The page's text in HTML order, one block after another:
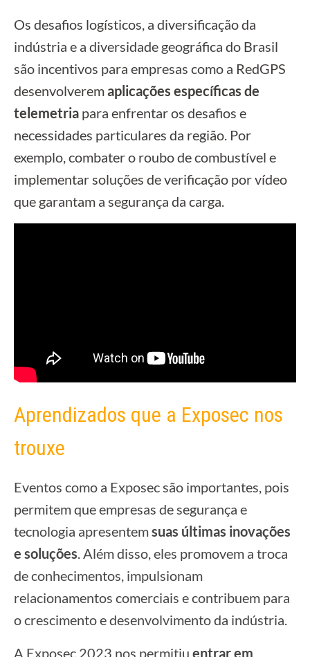
Os desafios logísticos, a diversificação da
indústria e a diversidade geográfica do Brasil
são incentivos para empresas como a RedGPS
desenvolveremaplicações específicas de
telemetria para enfrentar os desafios e
necessidades particulares da região. Por
exemplo, combater o roubo de combustível e
implementar soluções de verificação por vídeo
que garantam a segurança da carga.
Aprendizados que a Exposec nos
trouxe
Eventos como a Exposec são importantes, pois
permitem que empresas de segurança e
tecnologia apresentemsuas últimas inovações
e soluções. Além disso, eles promovem a troca
de conhecimentos, impulsionam
relacionamentos comerciais e contribuem para
o crescimento e desenvolvimento da indústria.
A Exposec 2023 nos permitiu entrar em